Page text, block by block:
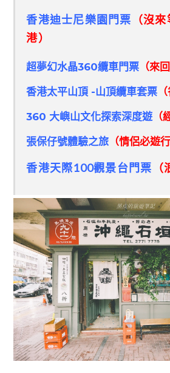
香港迪士尼樂園門票 （沒
港）
超夢幻水晶360纜車門票 （來
香港太平山頂 -山頂纜車套票
360 大嶼山文化探索深度遊 （
張保仔號體驗之旅 （情侶必遊
香港天際100觀景台門票